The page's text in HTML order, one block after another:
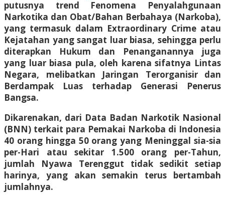
putusnya trend Fenomena Penyalahgunaan
Narkotika dan Obat/Bahan Berbahaya (Narkoba),
yang termasuk dalam Extraordinary Crime atau
Kejatahan yang sangat luar biasa, sehingga perlu
diterapkan Hukum dan Penanganannya juga
yang luar biasa pula, oleh karena sifatnya Lintas
Negara, melibatkan Jaringan Terorganisir dan
Berdampak Luas terhadap Generasi Penerus
Bangsa.
Dikarenakan, dari Data Badan Narkotik Nasional
(BNN) terkait para Pemakai Narkoba di Indonesia
40 orang hingga 50 orang yang Meninggal sia-sia
per-Hari atau sekitar 1.500 orang per-Tahun,
jumlah Nyawa Terenggut tidak sedikit setiap
harinya, yang akan semakin terus bertambah
jumlahnya.